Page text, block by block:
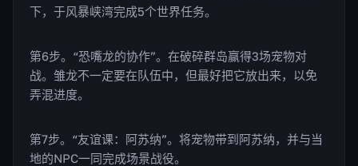
下，于风暴峡湾完成5个世界任务。
第6步。“恐嘴龙的协作”。在破碎群岛赢得3场宠物对
战。雏龙不一定要在队伍中，但最好把它放出来，以免
弄混进度。
第7步。“友谊课：阿苏纳”。将宠物带到阿苏纳，并与当
地的NPC一同完成场景战役。